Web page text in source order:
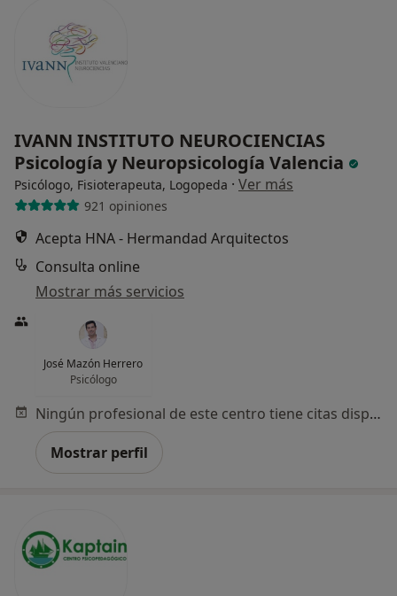
IVANN INSTITUTO NEUROCIENCIAS
Psicología y Neuropsicología Valencia
Psicólogo, Fisioterapeuta, Logopeda · Ver más
921 opiniones
Acepta HNA - Hermandad Arquitectos
Consulta online
Mostrar más servicios
José Mazón Herrero
Psicólogo
Ningún profesional de este centro tiene citas disponibles
Mostrar perfil